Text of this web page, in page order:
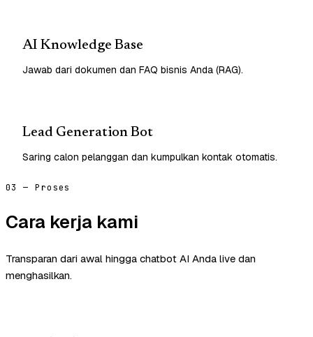
AI Knowledge Base
Jawab dari dokumen dan FAQ bisnis Anda (RAG).
Lead Generation Bot
Saring calon pelanggan dan kumpulkan kontak otomatis.
03 — Proses
Cara kerja kami
Transparan dari awal hingga chatbot AI Anda live dan
menghasilkan.